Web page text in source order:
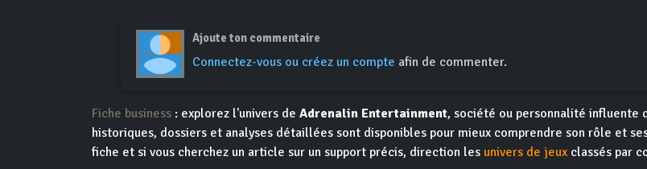
Ajoute ton commentaire
Connectez-vous ou créez un compte afin de commenter.
Fiche business : explorez l'univers de Adrenalin Entertainment, société ou personnalité influente
historiques, dossiers et analyses détaillées sont disponibles pour mieux comprendre son rôle et
fiche et si vous cherchez un article sur un support précis, direction les univers de jeux classés par